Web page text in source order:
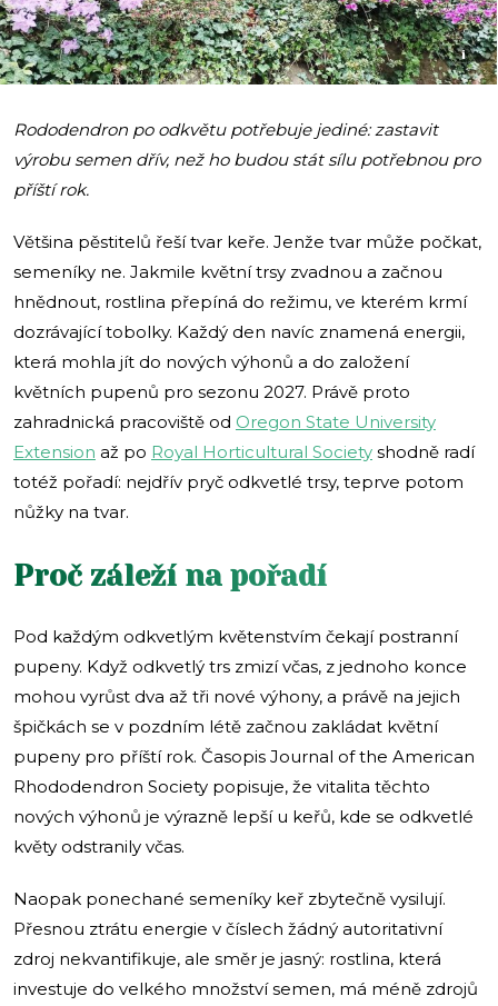
i
Rododendron po odkvětu potřebuje jediné: zastavit
výrobu semen dřív, než ho budou stát sílu potřebnou pro
příští rok.
Většina pěstitelů řeší tvar keře. Jenže tvar může počkat,
semeníky ne. Jakmile květní trsy zvadnou a začnou
hnědnout, rostlina přepíná do režimu, ve kterém krmí
dozrávající tobolky. Každý den navíc znamená energii,
která mohla jít do nových výhonů a do založení
květních pupenů pro sezonu 2027. Právě proto
zahradnická pracoviště od Oregon State University
Extension až po Royal Horticultural Society shodně radí
totéž pořadí: nejdřív pryč odkvetlé trsy, teprve potom
nůžky na tvar.
Proč záleží na pořadí
Pod každým odkvetlým květenstvím čekají postranní
pupeny. Když odkvetlý trs zmizí včas, z jednoho konce
mohou vyrůst dva až tři nové výhony, a právě na jejich
špičkách se v pozdním létě začnou zakládat květní
pupeny pro příští rok. Časopis Journal of the American
Rhododendron Society popisuje, že vitalita těchto
nových výhonů je výrazně lepší u keřů, kde se odkvetlé
květy odstranily včas.
Naopak ponechané semeníky keř zbytečně vysilují.
Přesnou ztrátu energie v číslech žádný autoritativní
zdroj nekvantifikuje, ale směr je jasný: rostlina, která
investuje do velkého množství semen, má méně zdrojů